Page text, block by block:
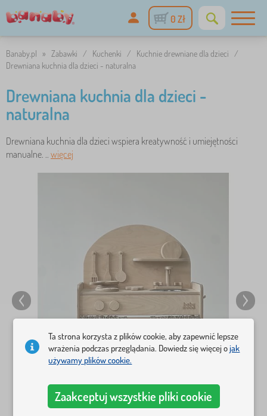
0 Zł
Banaby.pl » Zabawki / Kuchenki / Kuchnie drewniane dla dzieci
/
Drewniana kuchnia dla dzieci - naturalna
Drewniana kuchnia dla dzieci -
naturalna
Drewniana kuchnia dla dzieci wspiera kreatywność i umiejętności
manualne. .. więcej
Ta strona korzysta z plików cookie, aby zapewnić lepsze
wrażenia podczas przeglądania. Dowiedz się więcej ojak
używamy plików cookie.
Zaakceptuj wszystkie pliki cookie